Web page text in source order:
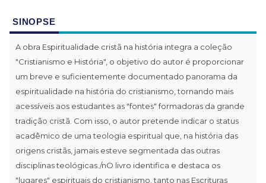
SINOPSE
A obra Espiritualidade cristã na história integra a coleção
"Cristianismo e História", o objetivo do autor é proporcionar
um breve e suficientemente documentado panorama da
espiritualidade na história do cristianismo, tornando mais
acessíveis aos estudantes as "fontes" formadoras da grande
tradição cristã. Com isso, o autor pretende indicar o status
acadêmico de uma teologia espiritual que, na história das
origens cristãs, jamais esteve segmentada das outras
disciplinas teológicas./nO livro identifica e destaca os
"lugares" espirituais do cristianismo, tanto nas Escrituras